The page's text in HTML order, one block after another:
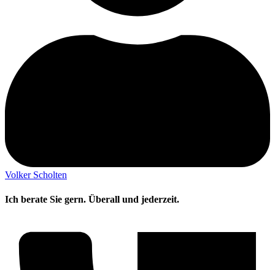
Volker Scholten
Ich berate Sie gern. Überall und jederzeit.